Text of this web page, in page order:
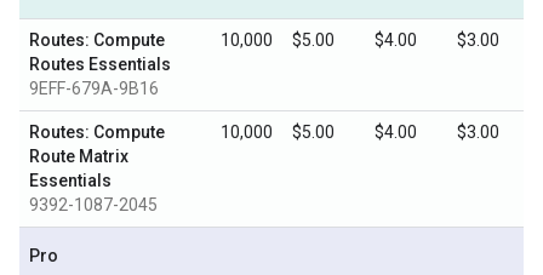
Routes: Compute
Routes Essentials
9EFF-679A-9B16
10,000 $5.00 $4.00 $3.00
Routes: Compute
Route Matrix
Essentials
9392-1087-2045
10,000 $5.00 $4.00 $3.00
Pro